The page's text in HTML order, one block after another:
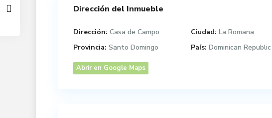
Dirección del Inmueble
Dirección: Casa de Campo Ciudad: La Romana
Provincia: Santo Domingo País: Dominican Republic
Abrir en Google Maps